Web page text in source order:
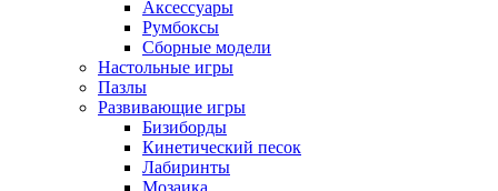
Аксессуары
Румбоксы
Сборные модели
Настольные игры
Пазлы
Развивающие игры
Бизиборды
Кинетический песок
Лабиринты
Мозаика